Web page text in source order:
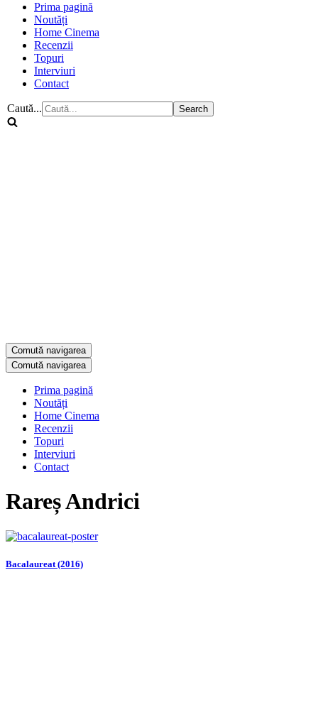
Prima pagină
Noutăți
Home Cinema
Recenzii
Topuri
Interviuri
Contact
Caută...
Comută navigarea
Comută navigarea
Prima pagină
Noutăți
Home Cinema
Recenzii
Topuri
Interviuri
Contact
Rareș Andrici
Bacalaureat (2016)